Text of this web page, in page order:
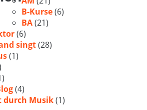
B-Kurse(6)
BA(21)
(6)
singt(28)
(1)
(4)
durch Musik(1)